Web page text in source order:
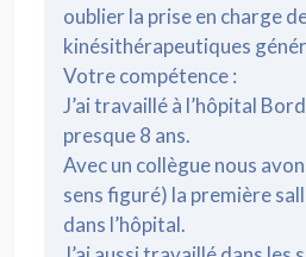
oublier la prise en charge
kinésithérapeutiques
Votre compétence :
J’ai travaillé à l’hôpital
presque 8 ans.
Avec un collègue nous
sens figuré) la première
dans l’hôpital.